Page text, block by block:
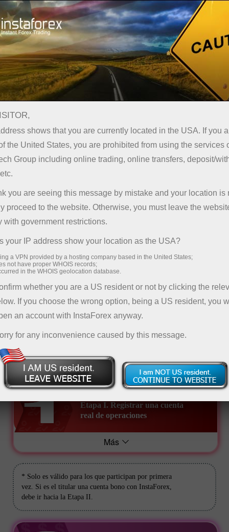
Bonos Bono del 30%
Bono de 30% Bonus sobre cada
depósito
InstaForex ofrece a sus clientes una oportunidad
inigualable para recibir el bono de bienvenida del 30%
Para poder obtenerlo, necesita registrar una cuenta real
de operaciones* y completar el formulario de solicitud
en línea. Todos los procedcimientos mencionandos
anteriormente son simples y no requieren de mucho
tiempo.
Recibir bono
Etapa I. Registrar una cuenta
real de operaciones
Más
* Solo es válido para los que participan por primera
vez. Si es el titular una cuenta bono con InstaForex,
debe ir hacia la Etapa II.
shows that you are currently located in the USA. If you
the United States, you are prohibited from using the services
Group including online trading, online transfers, deposit/
you are seeing this message by mistake and your location is
proceed to the website. Otherwise, you must leave the
with government restrictions.
your IP address show your location as the USA?
a VPN provided by a hosting company based in the United States;
not have proper WHOIS records;
in the WHOIS geolocation database.
whether you are a US resident or not by clicking the
If you choose the wrong option, being a US resident, you
an account with InstaForex anyway.
for any inconvenience caused by this message.